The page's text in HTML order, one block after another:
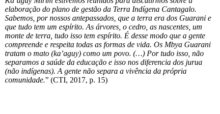
elaboração do plano de gestão da Terra Indígena Cantagalo.
Sabemos, por nossos antepassados, que a terra era dos Guarani e
que tudo tem um espírito. As árvores, o cedro, as nascentes, um
monte de terra, tudo isso tem espírito. É desse modo que a gente
compreende e respeita todas as formas de vida. Os Mbya Guarani
tratam o mato (ka’aguy) como um povo. (…) Por tudo isso, não
separamos a saúde da educação e isso nos diferencia dos jurua
(não indígenas). A gente não separa a vivência da própria
comunidade.” (CTI, 2017, p. 15)